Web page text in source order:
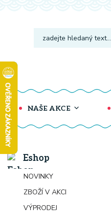
NAŠE AKCE
Eshop
NOVINKY
ZBOŽÍ V AKCI
VÝPRODEJ